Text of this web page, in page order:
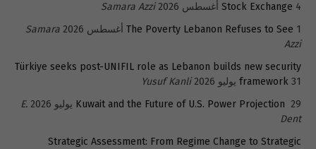
Stock Exchange 4 أغسطس 2026
Samara Azzi
The Poverty Lebanon Refuses to See 1 أغسطس 2026
Samara
Azzi
Türkiye seeks post-UNIFIL role as Lebanon builds new security
framework 31 يوليو 2026
Yusuf Kanli
Kuwait and the Future of U.S. Power Projection 29 يوليو 2026
E.
Dent
Strategic Assessment: From Regime Change to Strategic